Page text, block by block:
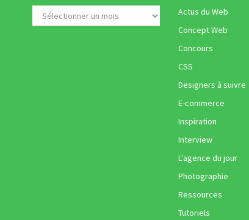
Actus du Web
Concept Web
Concours
CSS
Designers à suivre
E-commerce
Inspiration
Interview
L'agence du jour
Photographie
Ressources
Tutoriels